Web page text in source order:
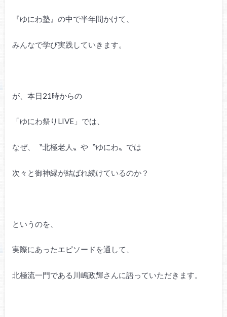
『ゆにわ塾』の中で半年間かけて、
みんなで学び実践していきます。
が、本日21時からの
「ゆにわ祭りLIVE」では、
なぜ、〝北極老人〟や〝ゆにわ〟では
次々と御神縁が結ばれ続けているのか？
というのを、
実際にあったエピソードを通して、
北極流一門である川嶋政輝さんに語っていただきます。